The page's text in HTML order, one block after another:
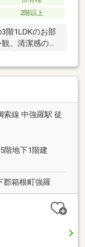
2階以上
階1LDKのお部
、清潔感のあ
楽しめる二種
ションをお探
す。ご内見の
わせください
索線 中強羅駅 徒
階地下1階建
郡箱根町強羅